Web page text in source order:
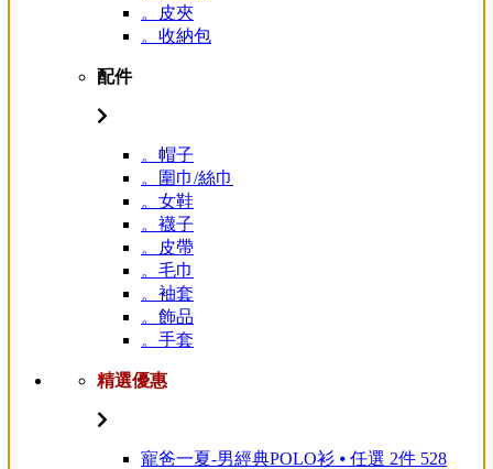
。皮夾
。收納包
配件
。帽子
。圍巾/絲巾
。女鞋
。襪子
。皮帶
。毛巾
。袖套
。飾品
。手套
精選優惠
寵爸一夏-男經典POLO衫 ⦁ 任選 2件 528